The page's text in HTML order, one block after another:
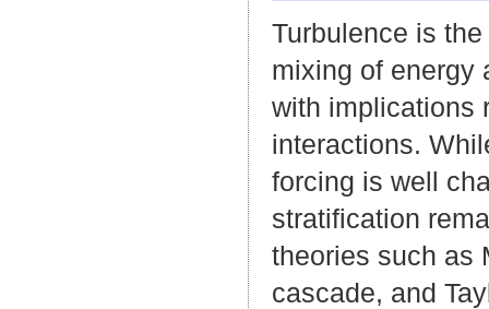
Turbulence is
mixing of energy
with implications
interactions.
forcing is well
stratification
theories such as
cascade, and